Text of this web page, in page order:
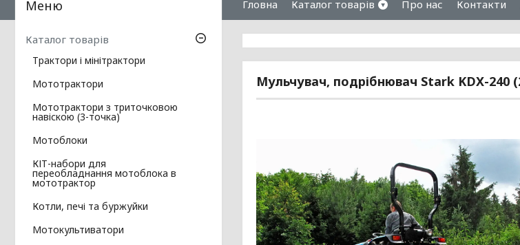
Гловна Каталог товарів Про нас Контакти
Мульчувач, подрібнювач Stark KDX-240
Каталог товарів
Трактори і мінітрактори
Мототрактори
Мототрактори з триточковою
навіскою (3-точка)
Мотоблоки
КІТ-набори для
переобладнання мотоблока в
мототрактор
Котли, печі та буржуйки
Мотокультиватори